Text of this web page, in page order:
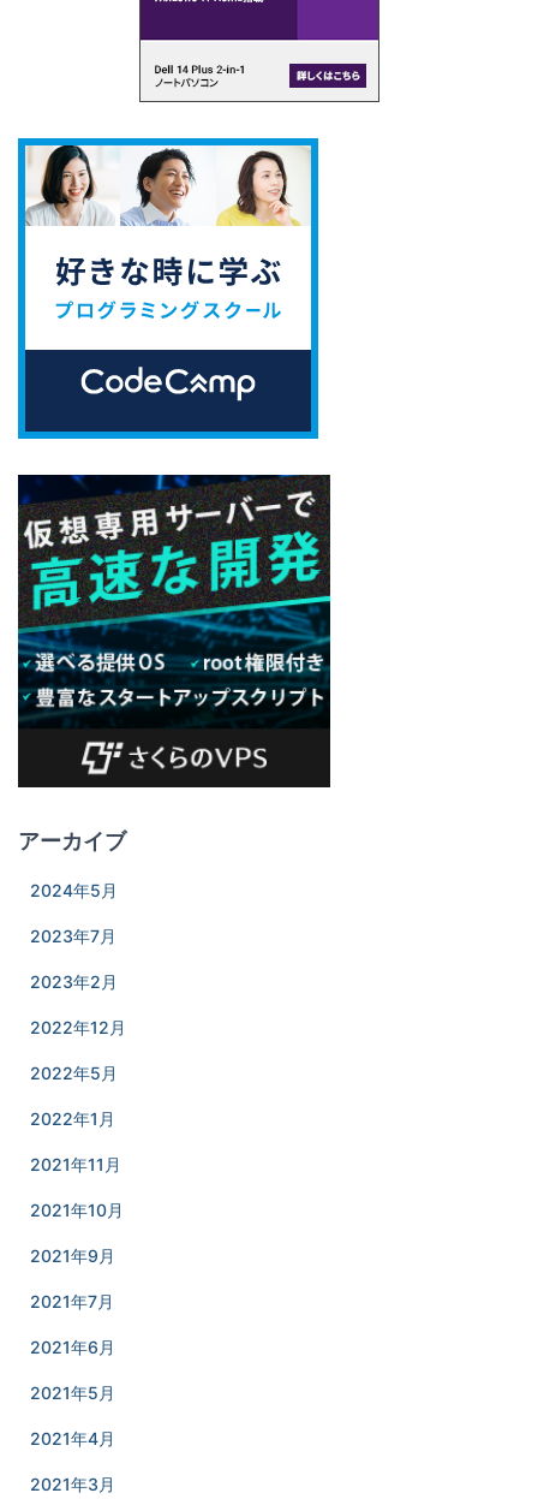
アーカイブ
2024年5月
2023年7月
2023年2月
2022年12月
2022年5月
2022年1月
2021年11月
2021年10月
2021年9月
2021年7月
2021年6月
2021年5月
2021年4月
2021年3月